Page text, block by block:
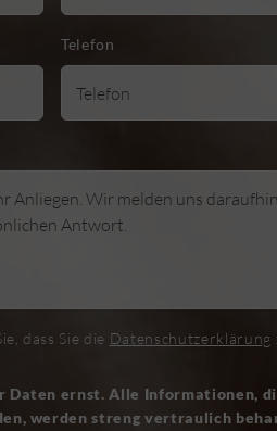
Telefon
dass Sie die Datenschutzerklärung
Daten ernst. Alle Informationen,
werden streng vertraulich